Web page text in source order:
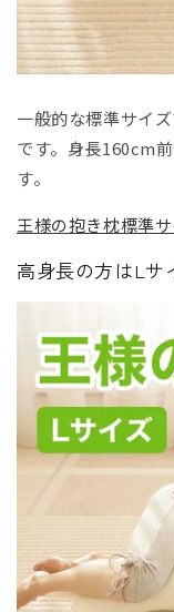
一般的な標準サイ
です。身長160cm
す。
王様の抱き枕標準
高身長の方はLサ